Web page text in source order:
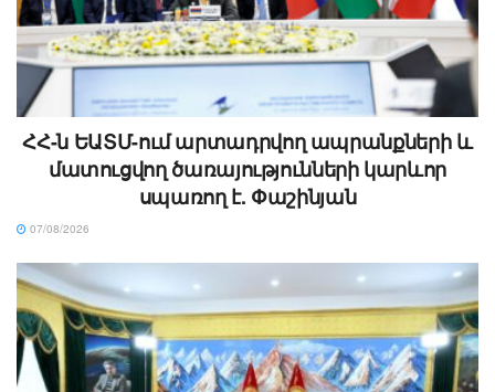
ՀՀ-ն ԵԱՏՄ-ում արտադրվող ապրանքների և
մատուցվող ծառայությունների կարևոր
սպառող է. Փաշինյան
07/08/2026